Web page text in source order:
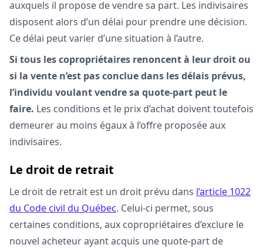
auxquels il propose de vendre sa part. Les indivisaires
disposent alors d’un délai pour prendre une décision.
Ce délai peut varier d’une situation à l’autre.
Si tous les copropriétaires renoncent à leur droit ou
si la vente n’est pas conclue dans les délais prévus,
l’individu voulant vendre sa quote-part peut le
faire. Les conditions et le prix d’achat doivent toutefois
demeurer au moins égaux à l’offre proposée aux
indivisaires.
Le droit de retrait
Le droit de retrait est un droit prévu dans l’article 1022
du Code civil du Québec. Celui-ci permet, sous
certaines conditions, aux copropriétaires d’exclure le
nouvel acheteur ayant acquis une quote-part de